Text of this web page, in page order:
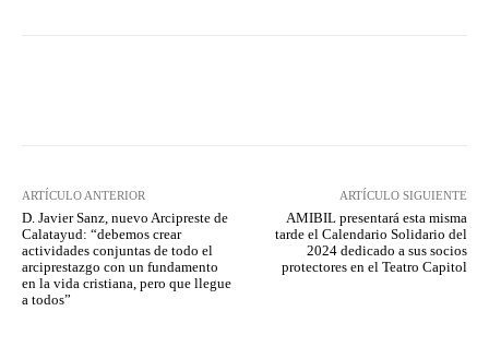
ARTÍCULO ANTERIOR
D. Javier Sanz, nuevo Arcipreste de
Calatayud: “debemos crear
actividades conjuntas de todo el
arciprestazgo con un fundamento
en la vida cristiana, pero que llegue
a todos”
ARTÍCULO SIGUIENTE
AMIBIL presentará esta misma
tarde el Calendario Solidario del
2024 dedicado a sus socios
protectores en el Teatro Capitol